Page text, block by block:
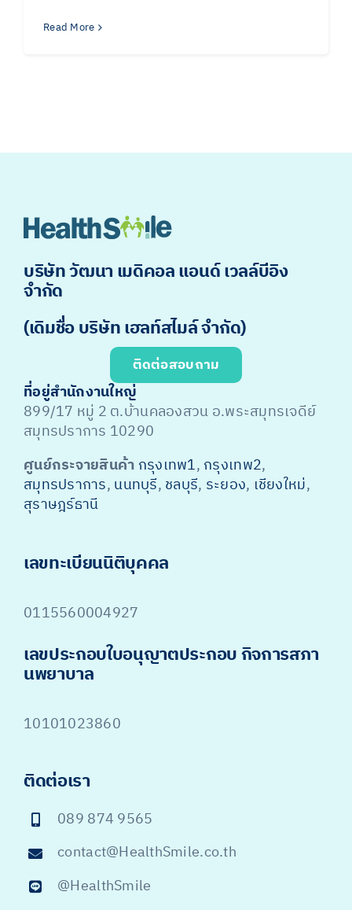
Read More
บริษัท วัฒนา เมดิคอล แอนด์ เวลล์บีอิง
จำกัด
(เดิมชื่อ บริษัท เฮลท์สไมล์ จำกัด)
ติดต่อสอบถาม
ที่อยู่สำนักงานใหญ่
899/17 หมู่ 2 ต.บ้านคลองสวน อ.พระสมุทรเจดีย์
สมุทรปราการ 10290
ศูนย์กระจายสินค้า กรุงเทพ1, กรุงเทพ2,
สมุทรปราการ, นนทบุรี, ชลบุรี, ระยอง, เชียงใหม่,
สุราษฎร์ธานี
เลขทะเบียนนิติบุคคล
0115560004927
เลขประกอบใบอนุญาตประกอบ กิจการสภา
นพยาบาล
10101023860
ติดต่อเรา
089 874 9565
contact@HealthSmile.co.th
@HealthSmile